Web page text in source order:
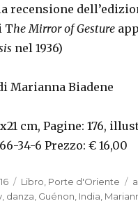
recensione
The Mirror of Gesture
nel 1936)
Marianna Biadene
cm, Pagine: 176,
34-6 Prezzo: € 16,00
Categorie
Libro Porte d'Oriente
danza Guénon India